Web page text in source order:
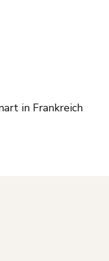
in Frankreich